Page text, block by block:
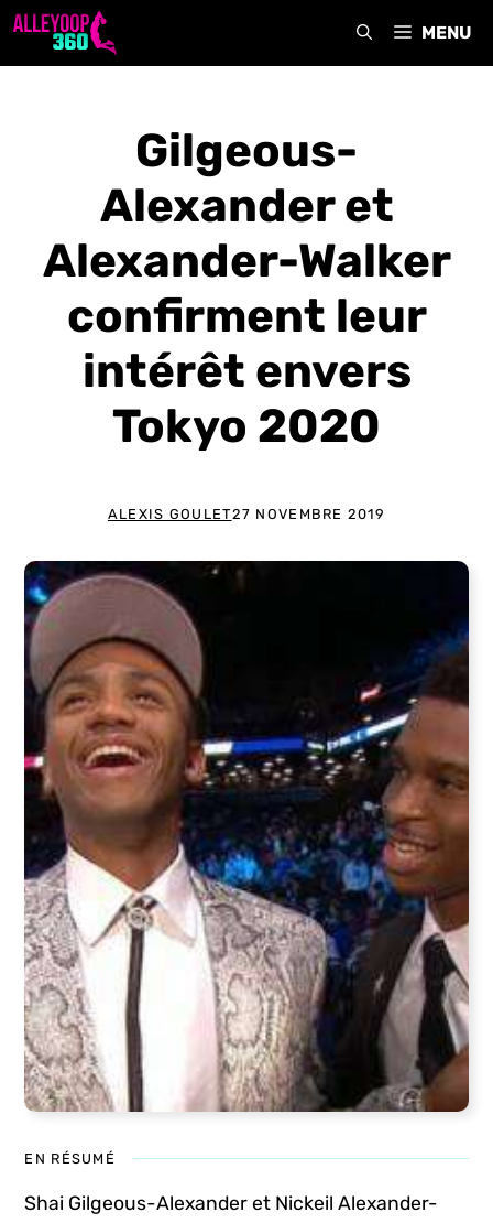
Aller
MENU
Gilgeous-
Alexander et
Alexander-Walker
confirment leur
intérêt envers
Tokyo 2020
ALEXIS GOULET27 NOVEMBRE 2019
EN RÉSUMÉ
Shai Gilgeous-Alexander et Nickeil Alexander-